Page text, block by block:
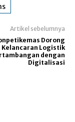
Artikel sebelumnya
Dorong
Kelancaran Logistik
dengan
Digitalisasi